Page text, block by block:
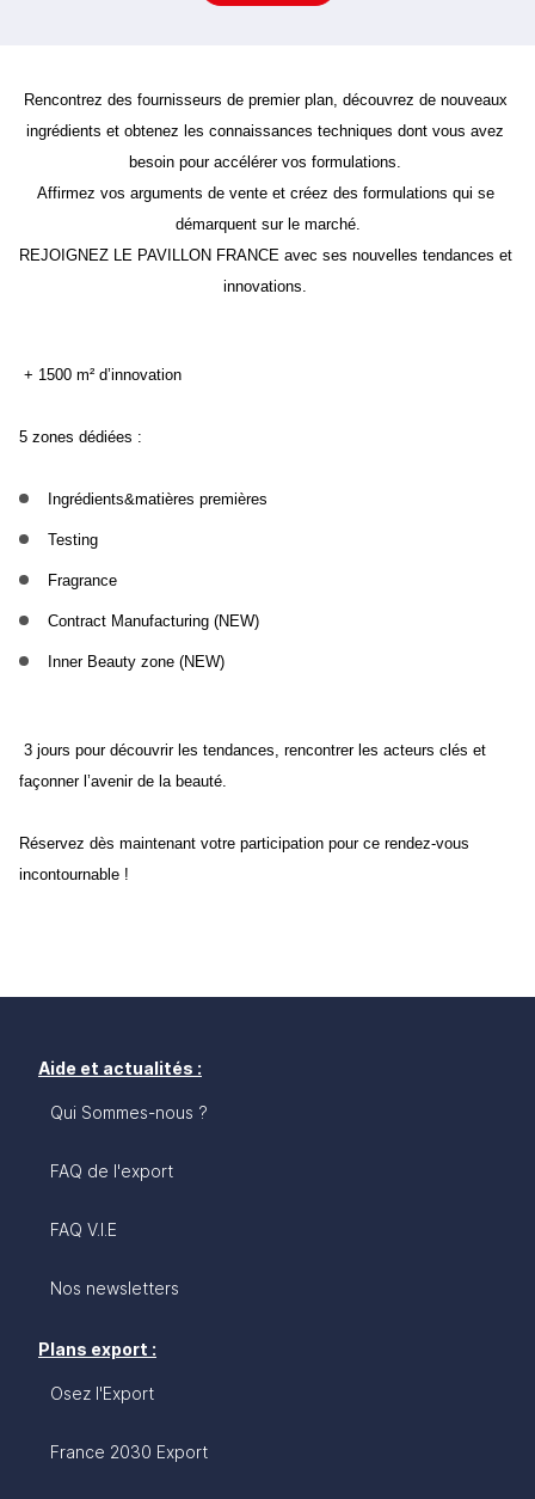
Rencontrez des fournisseurs de premier plan, découvrez de nouveaux
ingrédients et obtenez les connaissances techniques dont vous avez
besoin pour accélérer vos formulations.
Affirmez vos arguments de vente et créez des formulations qui se
démarquent sur le marché.
REJOIGNEZ LE PAVILLON FRANCE avec ses nouvelles tendances et
innovations.
+ 1500 m² d’innovation
5 zones dédiées :
Ingrédients&matières premières
Testing
Fragrance
Contract Manufacturing (NEW)
Inner Beauty zone (NEW)
3 jours pour découvrir les tendances, rencontrer les acteurs clés et
façonner l’avenir de la beauté.
Réservez dès maintenant votre participation pour ce rendez-vous
incontournable !
Aide et actualités :
Qui Sommes-nous ?
FAQ de l'export
FAQ V.I.E
Nos newsletters
Plans export :
Osez l'Export
France 2030 Export